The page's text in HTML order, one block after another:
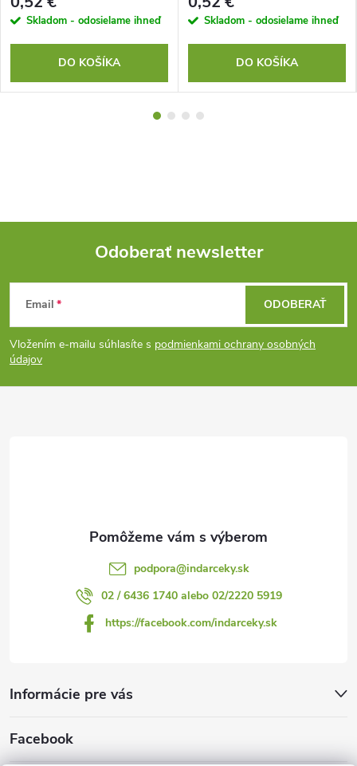
Skladom - odosielame ihneď
DO KOŠÍKA
Skladom - odosielame ihneď
DO KOŠÍKA
Z
á
p
Odoberať newsletter
Email
Vložením e-mailu súhlasíte s podmienkami ochrany osobných
údajov
ODOBERAŤ
podpora@indarceky.sk
02 / 6436 1740 alebo 02/2220 5919
https://facebook.com/indarceky.sk
Informácie pre vás
Facebook